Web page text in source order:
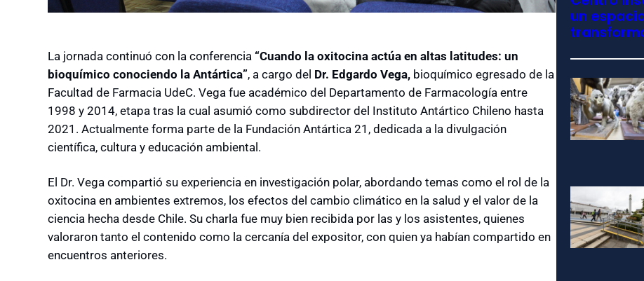
La jornada continuó con la conferencia “Cuando la oxitocina actúa en altas latitudes: un
bioquímico conociendo la Antártica”, a cargo del Dr. Edgardo Vega, bioquímico egresado de la
Facultad de Farmacia UdeC. Vega fue académico del Departamento de Farmacología entre
1998 y 2014, etapa tras la cual asumió como subdirector del Instituto Antártico Chileno hasta
2021. Actualmente forma parte de la Fundación Antártica 21, dedicada a la divulgación
científica, cultura y educación ambiental.
El Dr. Vega compartió su experiencia en investigación polar, abordando temas como el rol de la
oxitocina en ambientes extremos, los efectos del cambio climático en la salud y el valor de la
ciencia hecha desde Chile. Su charla fue muy bien recibida por las y los asistentes, quienes
valoraron tanto el contenido como la cercanía del expositor, con quien ya habían compartido en
encuentros anteriores.
un